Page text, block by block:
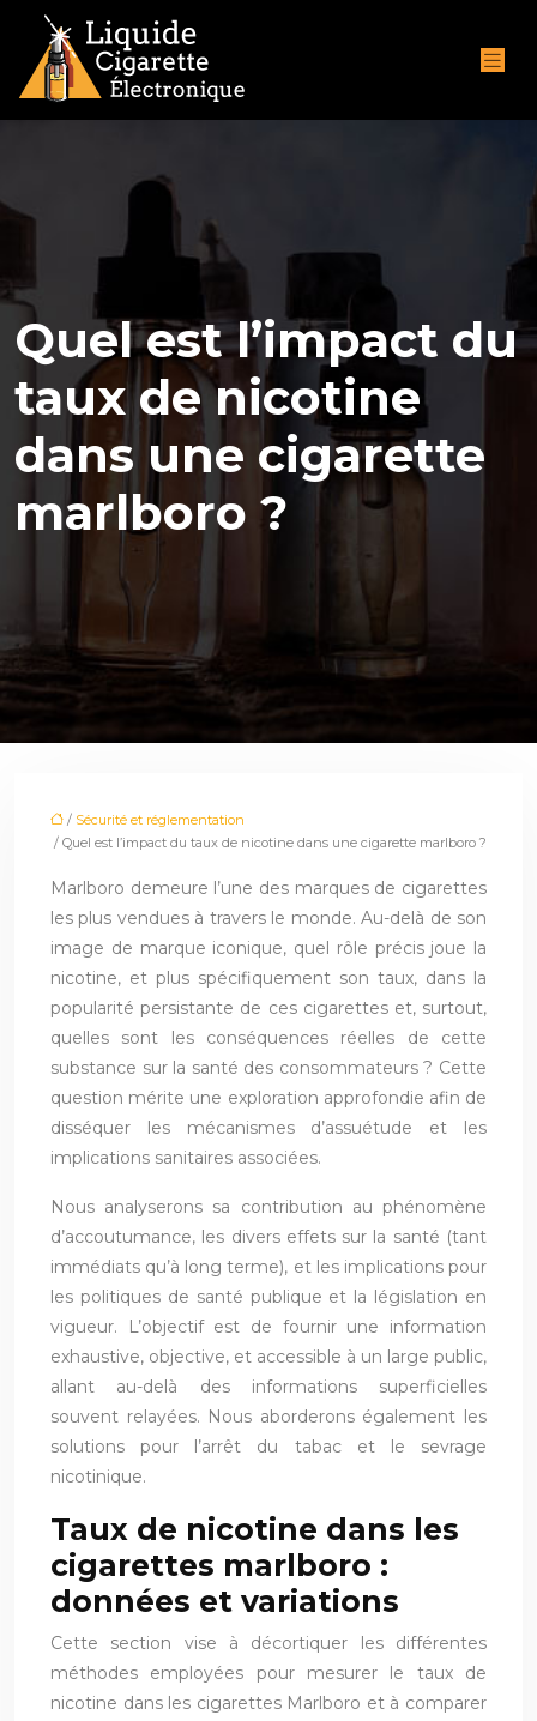
Quel est l’impact du
taux de nicotine
dans une cigarette
marlboro ?
/ Sécurité et réglementation
/ Quel est l’impact du taux de nicotine dans une cigarette marlboro ?
Marlboro demeure l’une des marques de cigarettes
les plus vendues à travers le monde. Au-delà de son
image de marque iconique, quel rôle précis joue la
nicotine, et plus spécifiquement son taux, dans la
popularité persistante de ces cigarettes et, surtout,
quelles sont les conséquences réelles de cette
substance sur la santé des consommateurs ? Cette
question mérite une exploration approfondie afin de
disséquer les mécanismes d’assuétude et les
implications sanitaires associées.
Nous analyserons sa contribution au phénomène
d’accoutumance, les divers effets sur la santé (tant
immédiats qu’à long terme), et les implications pour
les politiques de santé publique et la législation en
vigueur. L’objectif est de fournir une information
exhaustive, objective, et accessible à un large public,
allant au-delà des informations superficielles
souvent relayées. Nous aborderons également les
solutions pour l’arrêt du tabac et le sevrage
nicotinique.
Taux de nicotine dans les
cigarettes marlboro :
données et variations
Cette section vise à décortiquer les différentes
méthodes employées pour mesurer le taux de
nicotine dans les cigarettes Marlboro et à comparer